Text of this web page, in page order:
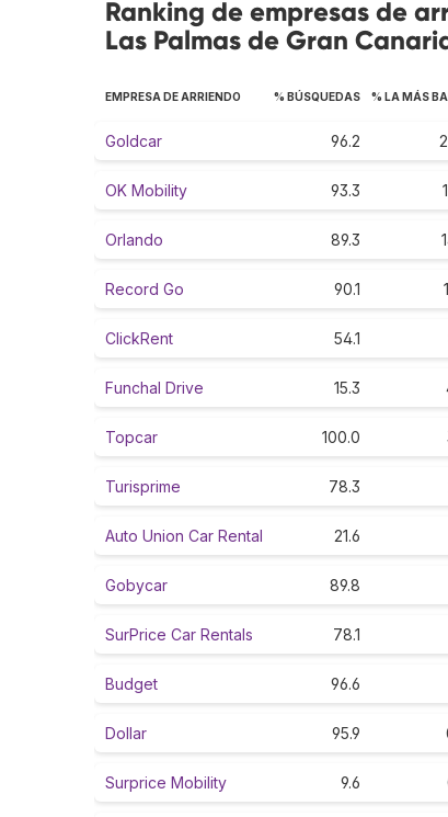
Ranking de empresas de
Las Palmas de Gran
EMPRESA DE ARRIENDO % BÚSQUEDAS % LA MÁS
Goldcar 96.2
OK Mobility 93.3
Orlando 89.3
Record Go 90.1
ClickRent 54.1
Funchal Drive 15.3
Topcar 100.0
Turisprime 78.3
Auto Union Car Rental 21.6
Gobycar 89.8
SurPrice Car Rentals 78.1
Budget 96.6
Dollar 95.9
Surprice Mobility 9.6